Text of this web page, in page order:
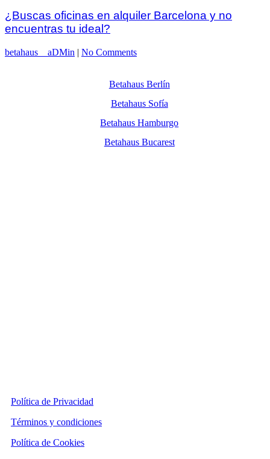
¿Buscas oficinas en alquiler Barcelona y no
encuentras tu ideal?
betahaus__aDMin | No Comments
Betahaus Berlín
Betahaus Sofía
Betahaus Hamburgo
Betahaus Bucarest
Política de Privacidad
Términos y condiciones
Política de Cookies